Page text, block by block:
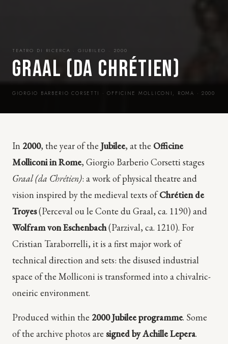
TEATRO DI RICERCA · GIUBILEO · 2000
GRAAL (DA CHRÉTIEN)
GIORGIO BARBERIO CORSETTI · OFFICINE MOLLICONI, ROMA · 2000
In 2000, the year of the Jubilee, at the Officine
Molliconi in Rome, Giorgio Barberio Corsetti stages
Graal (da Chrétien): a work of physical theatre and
vision inspired by the medieval texts ofChrétien de
Troyes(Perceval ou le Conte du Graal, ca. 1190) and
Wolfram von Eschenbach(Parzival, ca. 1210). For
Cristian Taraborrelli, it is a first major work of
technical direction and sets: the disused industrial
space of the Molliconi is transformed into a chivalric-
oneiric environment.
Produced within the 2000 Jubilee programme. Some
of the archive photos are signed by Achille Lepera.